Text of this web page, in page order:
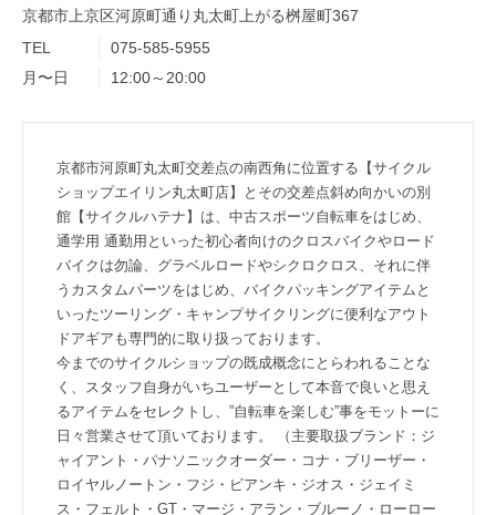
京都市上京区河原町通り丸太町上がる桝屋町367
TEL
075-585-5955
月〜日
12:00～20:00
京都市河原町丸太町交差点の南西角に位置する【サイクル
ショップエイリン丸太町店】とその交差点斜め向かいの別
館【サイクルハテナ】は、中古スポーツ自転車をはじめ、
通学用 通勤用といった初心者向けのクロスバイクやロード
バイクは勿論、グラベルロードやシクロクロス、それに伴
うカスタムパーツをはじめ、バイクパッキングアイテムと
いったツーリング・キャンプサイクリングに便利なアウト
ドアギアも専門的に取り扱っております。
今までのサイクルショップの既成概念にとらわれることな
く、スタッフ自身がいちユーザーとして本音で良いと思え
るアイテムをセレクトし、”自転車を楽しむ”事をモットーに
日々営業させて頂いております。 （主要取扱ブランド：ジ
ャイアント・パナソニックオーダー・コナ・ブリーザー・
ロイヤルノートン・フジ・ビアンキ・ジオス・ジェイミ
ス・フェルト・GT・マージ・アラン・ブルーノ・ローロー